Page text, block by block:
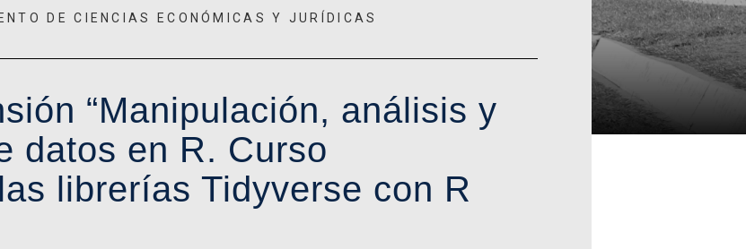
DE CIENCIAS ECONÓMICAS Y JURÍDICAS
“Manipulación, análisis y
datos en R. Curso
librerías Tidyverse con R